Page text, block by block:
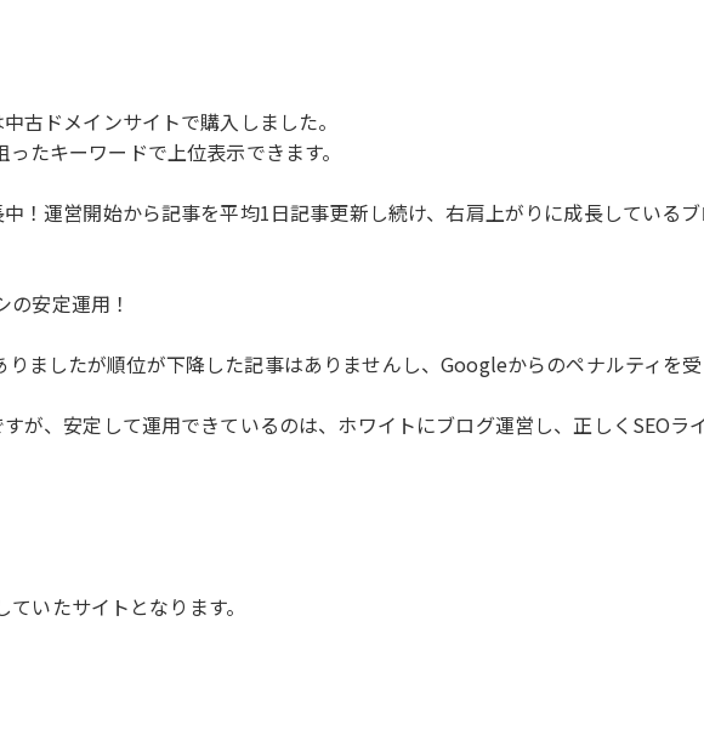
古ドメインサイトで購入しました。
たキーワードで上位表示できます。
！運営開始から記事を平均1日記事更新し続け、右肩上がりに成長している
安定運用！
ましたが順位が下降した記事はありませんし、Googleからのペナルティを受
が、安定して運用できているのは、ホワイトにブログ運営し、正しくSEOラ
いたサイトとなります。